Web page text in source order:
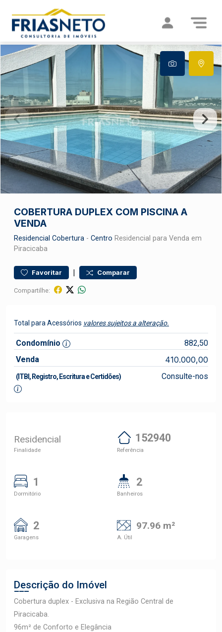
COBERTURA DUPLEX COM PISCINA A
VENDA
Residencial Cobertura - Centro Residencial para Venda em
Piracicaba
Favoritar | Comparar
Compartilhe:
Total para Acessórios valores sujeitos a alteração.
Condomínio
882,50
Venda
410.000,00
(ITBI, Registro, Escritura e Certidões) Consulte-nos
Residencial
Finalidade
152940
Referência
1
Dormitório
2
Banheiros
2
Garagens
97.96 m²
A. Útil
Descrição do Imóvel
Cobertura duplex - Exclusiva na Região Central de
Piracicaba.
96m² de Conforto e Elegância